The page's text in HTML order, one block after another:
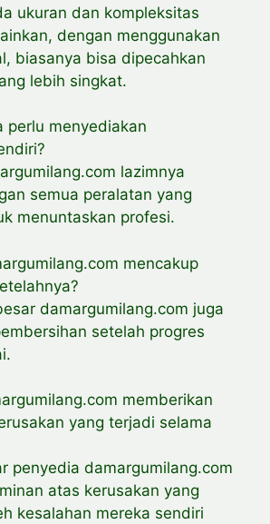
ukuran dan kompleksitas
dengan menggunakan
biasanya bisa dipecahkan
lebih singkat.
perlu menyediakan
lazimnya
semua peralatan yang
menuntaskan profesi.
mencakup
damargumilang.com juga
setelah progres
memberikan
yang terjadi selama
penyedia damargumilang.com
atas kerusakan yang
kesalahan mereka sendiri